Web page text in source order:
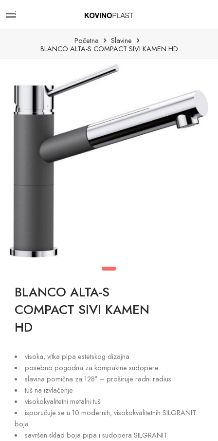
Početna
Slavine
BLANCO ALTA-S COMPACT SIVI KAMEN HD
BLANCO ALTA-S
COMPACT SIVI KAMEN
HD
visoka, vitka pipa estetskog dizajna
posebno pogodna za kompaktne sudopere
slavina pomična za 128° – proširuje radni radius
tuš na izvlačenje
visokokvalitetni metalni tuš
isporučuje se u 10 modernih, visokokvalitetnih SILGRANIT
boja
savršen sklad boja pipa i sudopera SILGRANIT